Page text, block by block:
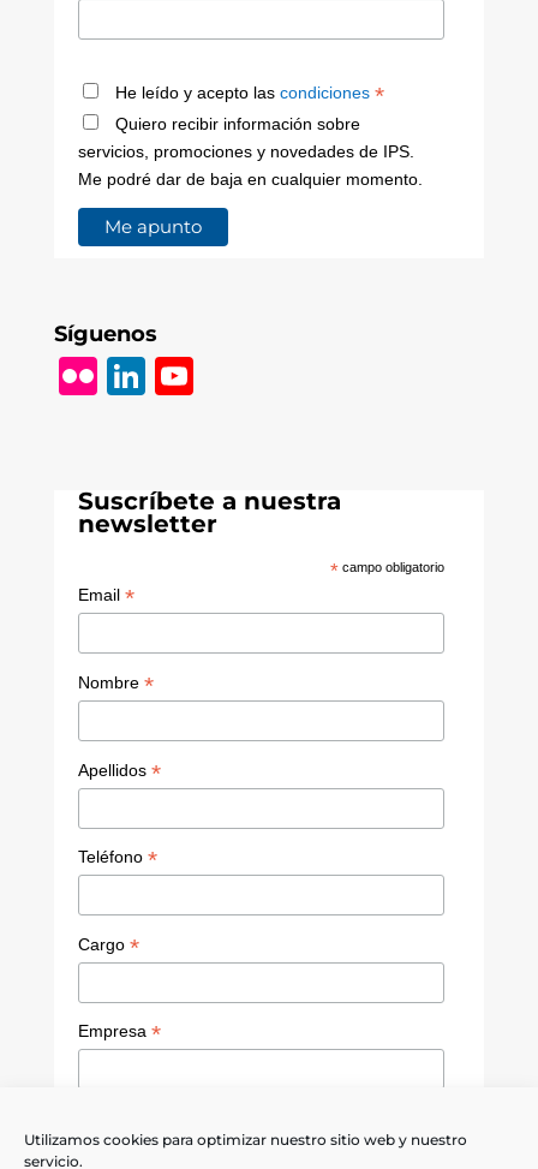
Utilizamos cookies para optimizar nuestro sitio web y nuestro
servicio.
He leído y acepto las condiciones *
Quiero recibir información sobre
servicios, promociones y novedades de IPS.
Me podré dar de baja en cualquier momento.
Síguenos
Fl
r
Li
e
dI
Y
T
u
e
C
n
el
Suscríbete a nuestra
newsletter
* campo obligatorio
Email *
Nombre *
Apellidos *
Teléfono *
Cargo *
Empresa *
Política de privacidad